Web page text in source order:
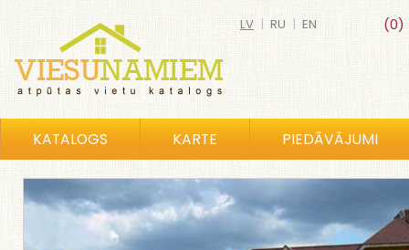
(0)
LV | RU | EN
KATALOGS KARTE PIEDĀVĀJUMI